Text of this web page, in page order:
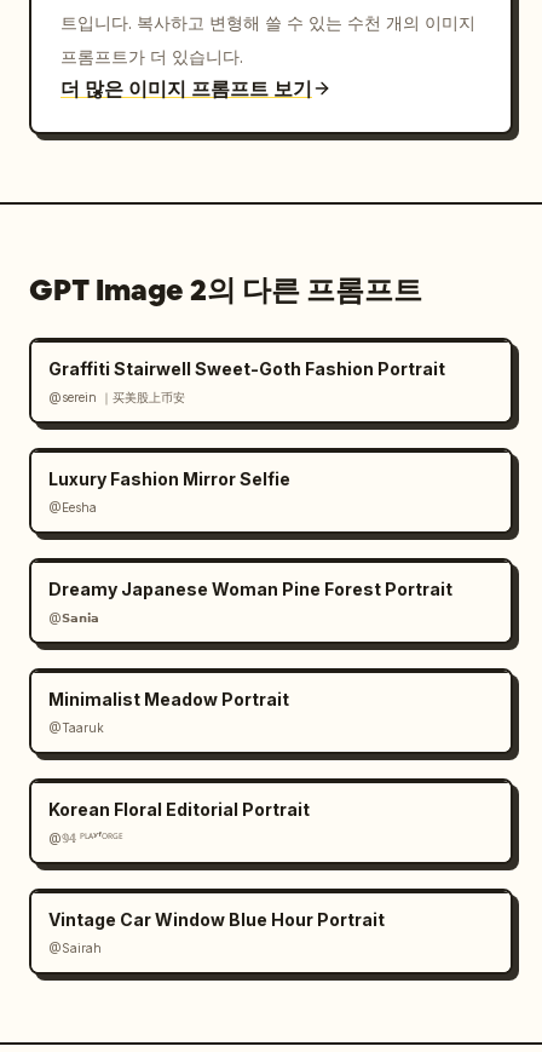
트입니다. 복사하고 변형해 쓸 수 있는 수천 개의 이미지
프롬프트가 더 있습니다.
더 많은 이미지 프롬프트 보기
GPT Image 2의 다른 프롬프트
Graffiti Stairwell Sweet-Goth Fashion Portrait
@serein ｜买美股上币安
Luxury Fashion Mirror Selfie
@Eesha
Dreamy Japanese Woman Pine Forest Portrait
@𝗦𝗮𝗻𝗶𝗮
Minimalist Meadow Portrait
@Taaruk
Korean Floral Editorial Portrait
@𝟡𝟜 ᴾᴸᴬʸᶠᴼᴿᴳᴱ
Vintage Car Window Blue Hour Portrait
@Sairah